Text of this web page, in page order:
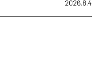
2026.8.4